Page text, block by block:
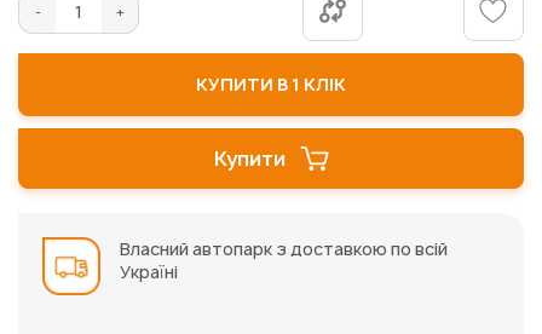
Купити
КУПИТИ В 1 КЛІК
Власний автопарк з доставкою по всій
Україні